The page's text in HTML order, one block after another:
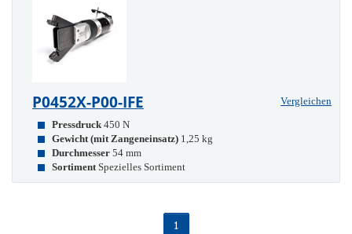
P0452X-P00-IFE
Vergleichen
Pressdruck 450 N
Gewicht (mit Zangeneinsatz) 1,25 kg
Durchmesser 54 mm
Sortiment Spezielles Sortiment
1